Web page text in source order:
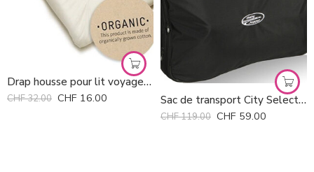
Drap housse pour lit voyage Babybjörn
CHF32.00 CHF 16.00 Sac de transport City Select Baby Jogger *
CHF119.00 CHF 59.00